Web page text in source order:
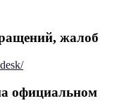
жалоб
официальном